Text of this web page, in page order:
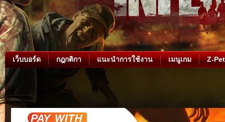
เว็บบอร์ด กฎกติกา แนะนำการใช้งาน เมนูเกม Z-Pet